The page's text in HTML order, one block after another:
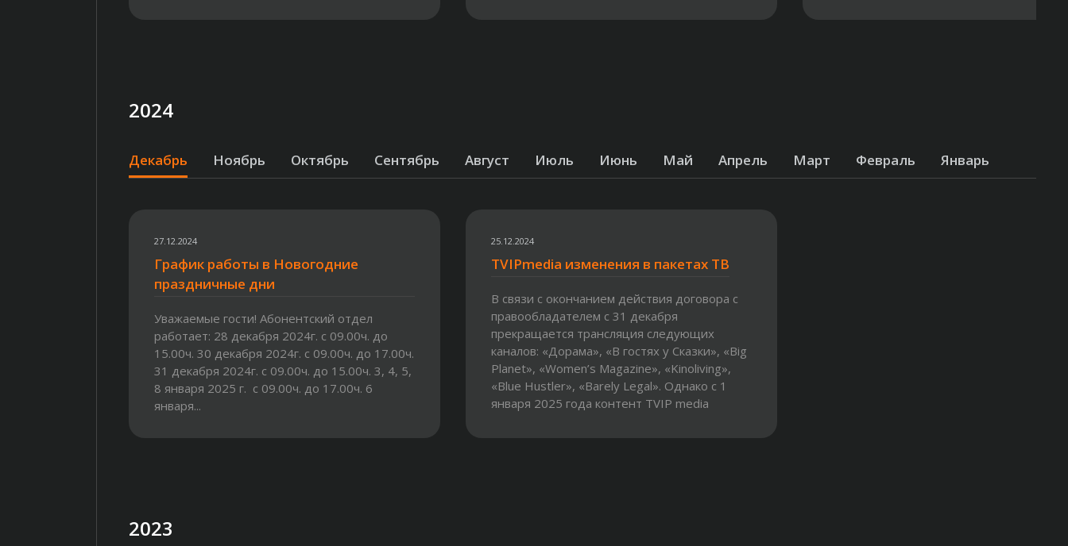
2024
Декабрь Ноябрь Октябрь Сентябрь Август Июль Июнь Май Апрель Март Февраль Январь
27.12.2024
График работы в Новогодние
праздничные дни
Уважаемые гости! Абонентский отдел
работает: 28 декабря 2024г. с 09.00ч. до
15.00ч. 30 декабря 2024г. с 09.00ч. до 17.00ч.
31 декабря 2024г. с 09.00ч. до 15.00ч. 3, 4, 5,
8 января 2025 г. с 09.00ч. до 17.00ч. 6
января...
25.12.2024
TVIPmedia изменения в пакетах ТВ
В связи с окончанием действия договора с
правообладателем с 31 декабря
прекращается трансляция следующих
каналов: «Дорама», «В гостях у Сказки», «Big
Planet», «Women’s Magazine», «Kinoliving»,
«Blue Hustler», «Barely Legal». Однако с 1
января 2025 года контент TVIP media
2023